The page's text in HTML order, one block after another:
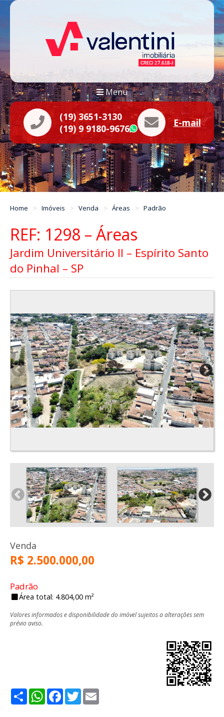
Menu
(19) 3651-3130
(19) 9 9180-9676
WhatsApp
E-mail
Home Imóveis Venda Áreas Padrão
REF: 1298 – Áreas
Jardim Universitário II – Espírito Santo
do Pinhal – SP
Venda
R$ 2.500.000,00
Padrão
Área total: 4.804,00 m²
Valores informados e disponibilidade do imóvel sujeitos a alterações sem
prévio aviso.
ShareWhatsApp
Facebook
Twitter